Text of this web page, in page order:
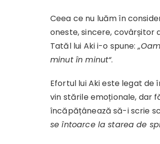
Ceea ce nu luăm în
oneste, sincere, covârșitor
Tatăl lui Aki i-o spune:
minut în minut“.
Efortul lui Aki este legat
vin stările emoționale, dar
încăpățânează să-i scrie
seîntoarce la starea de